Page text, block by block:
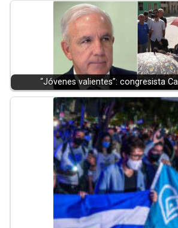
“Jóvenes valientes”: congresista